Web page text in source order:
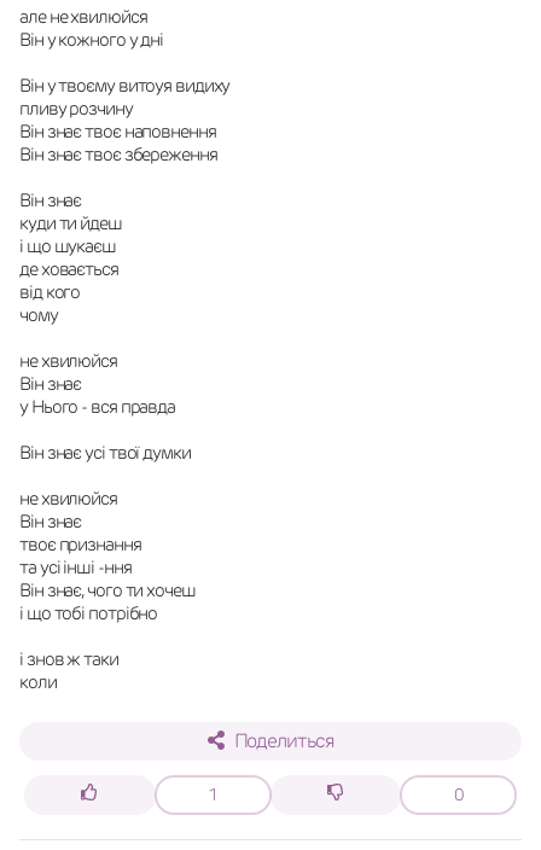
але не хвилюйся
Він у кожного у дні
Він у твоєму витоуя видиху
пливу розчину
Він знає твоє наповнення
Він знає твоє збереження
Він знає
куди ти йдеш
і що шукаєш
де ховається
від кого
чому
не хвилюйся
Він знає
у Нього - вся правда
Він знає усі твої думки
не хвилюйся
Він знає
твоє признання
та усі інші -ння
Він знає, чого ти хочеш
і що тобі потрібно
і знов ж таки
коли
Поделиться
1 0